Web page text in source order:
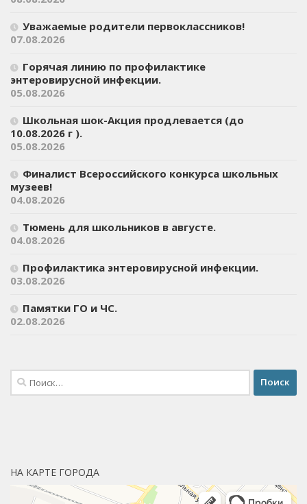
Уважаемые родители первоклассников!
07.08.2026
Горячая линию по профилактике
энтеровирусной инфекции.
05.08.2026
Школьная шок-Акция продлевается (до
10.08.2026 г ).
05.08.2026
Финалист Всероссийского конкурса школьных
музеев!
04.08.2026
Тюмень для школьников в августе.
04.08.2026
Профилактика энтеровирусной инфекции.
03.08.2026
Памятки ГО и ЧС.
02.08.2026
Найти:
НА КАРТЕ ГОРОДА